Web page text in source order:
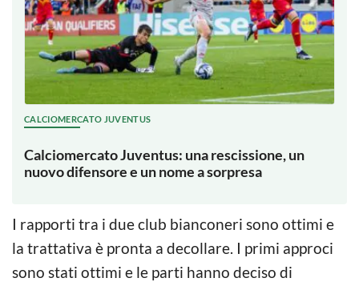
CALCIOMERCATO JUVENTUS
Calciomercato Juventus: una rescissione, un
nuovo difensore e un nome a sorpresa
I rapporti tra i due club bianconeri sono ottimi e
la trattativa è pronta a decollare. I primi approci
sono stati ottimi e le parti hanno deciso di